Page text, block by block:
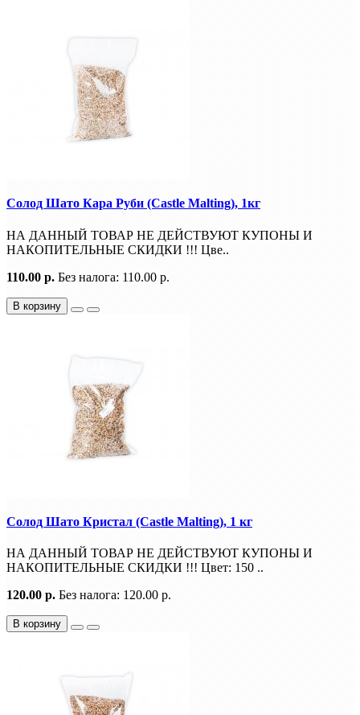
Солод Шато Кара Руби (Castle Malting), 1кг
НА ДАННЫЙ ТОВАР НЕ ДЕЙСТВУЮТ КУПОНЫ И
НАКОПИТЕЛЬНЫЕ СКИДКИ !!! Цве..
110.00 р. Без налога: 110.00 р.
В корзину
Солод Шато Кристал (Castle Malting), 1 кг
НА ДАННЫЙ ТОВАР НЕ ДЕЙСТВУЮТ КУПОНЫ И
НАКОПИТЕЛЬНЫЕ СКИДКИ !!! Цвет: 150 ..
120.00 р. Без налога: 120.00 р.
В корзину